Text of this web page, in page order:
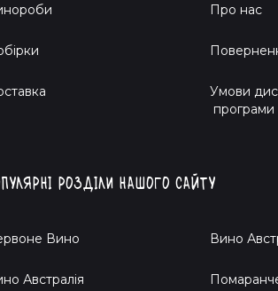
Про нас
Умови
програми
розділи нашого сайту
Вино
Австралія
Вино